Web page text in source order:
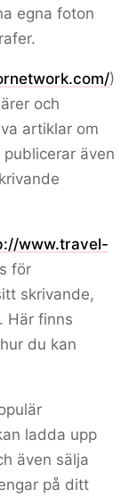
egna foton
)
och
artiklar om
även
www.travel-
för
skrivande,
Här finns
du kan
ladda upp
även sälja
på ditt